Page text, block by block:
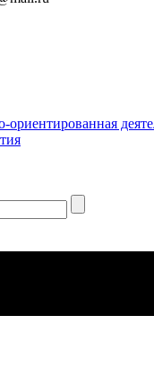
ориентированная